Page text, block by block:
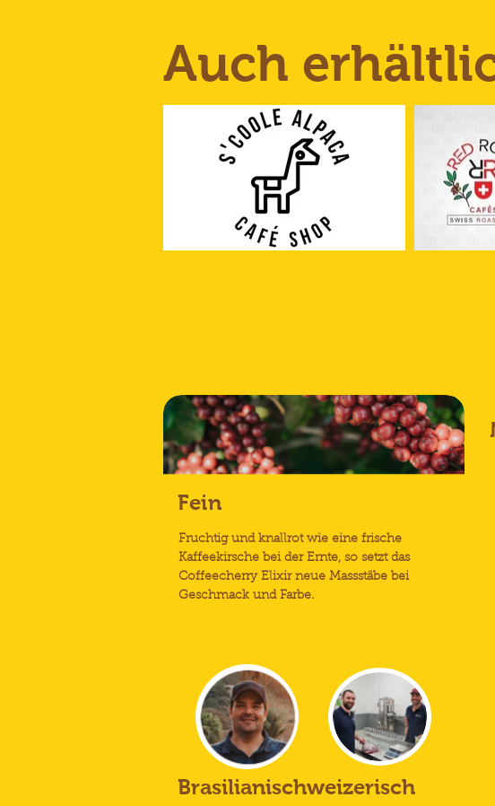
Auch
Fein
Fruchtig und knallrot wie eine frische
Kaffeekirsche bei der Ernte, so setzt das
Coffeecherry Elixir neue Massstäbe bei
Geschmack und Farbe.
Brasilianischweizerisch